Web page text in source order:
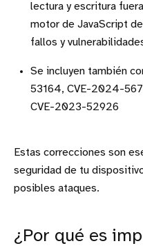
lectura y escritura
motor de JavaScript
fallos y
Se incluyen también
53164, CVE-2024-
CVE-2023-52926
Estas correcciones son
seguridad de tu
posibles ataques.
¿Por qué es